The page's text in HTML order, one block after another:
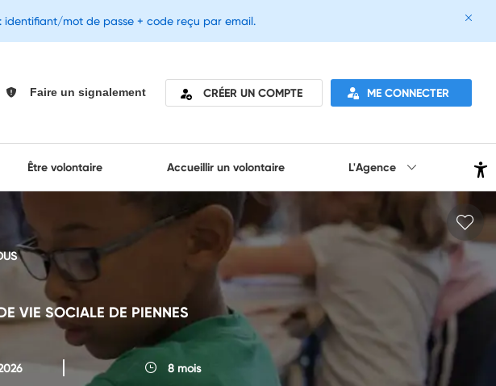
Faire un signalement CRÉER UN COMPTE ME CONNECTER
Être volontaire Accueillir un volontaire L'Agence
VIE SOCIALE DE PIENNES
8 mois
identifiant/mot de passe + code reçu par email.